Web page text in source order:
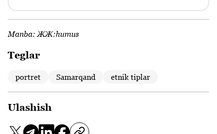
Manba: ЖЖ:humus
Teglar
portret Samarqand etnik tiplar
Ulashish